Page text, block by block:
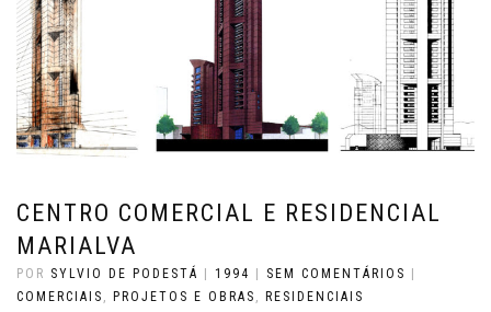
CENTRO COMERCIAL E RESIDENCIAL
MARIALVA
POR SYLVIO DE PODESTÁ 1994 SEM COMENTÁRIOS
COMERCIAIS , PROJETOS E OBRAS , RESIDENCIAIS